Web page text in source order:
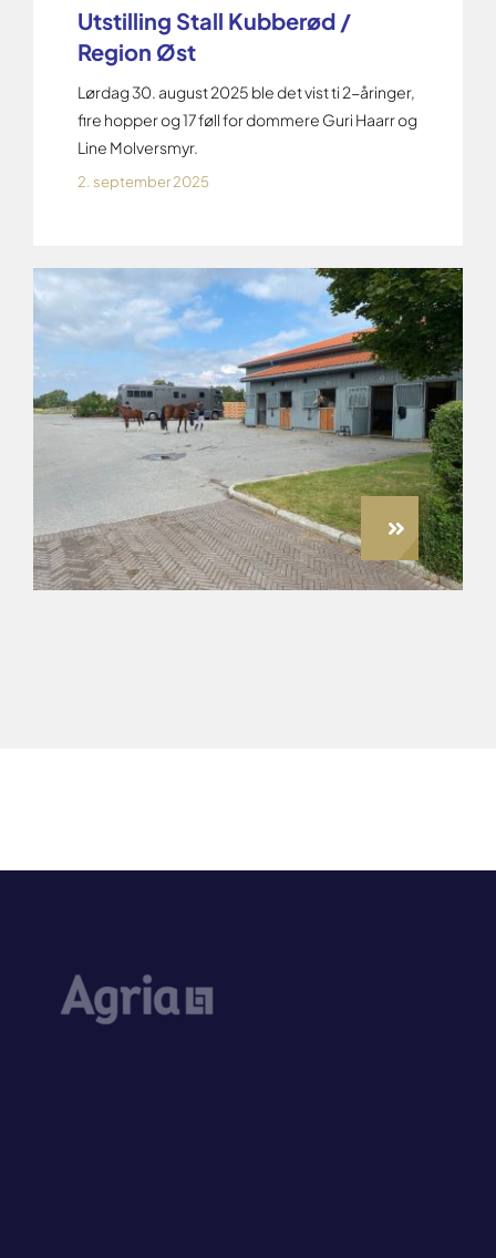
Utstilling Stall Kubberød /
Region Øst
Lørdag 30. august 2025 ble det vist ti 2-åringer,
fire hopper og 17 føll for dommere Guri Haarr og
Line Molversmyr.
2. september 2025